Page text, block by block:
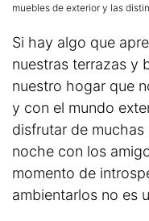
muebles de exterior y las
Si hay algo que
nuestras terrazas y
nuestro hogar que
y con el mundo
disfrutar de
noche con los
momento de
ambientarlos no es